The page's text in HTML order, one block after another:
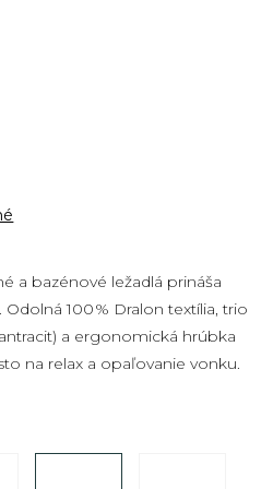
a bazénové ležadlá prináša
100 % Dralon textília, trio
a ergonomická hrúbka
na relax a opaľovanie vonku.